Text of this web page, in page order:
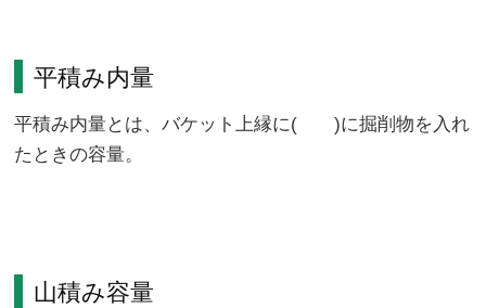
平積み内量
平積み内量とは、バケット上縁に( )に掘削物を入れ
たときの容量。
山積み容量